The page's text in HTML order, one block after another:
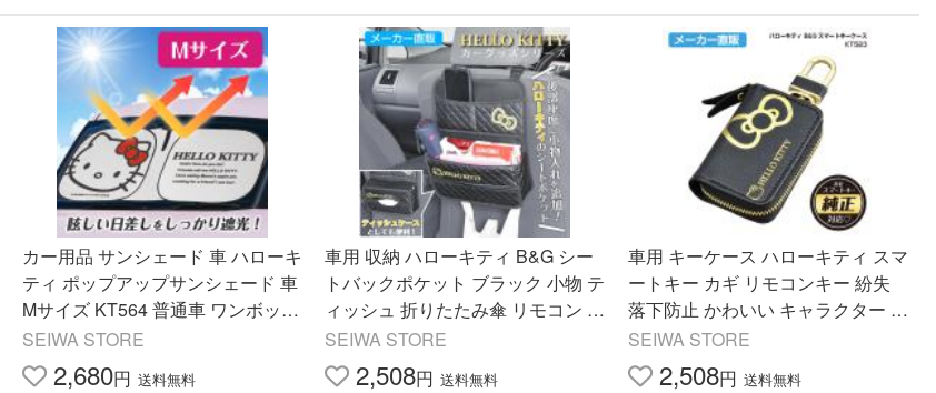
カー用品 サンシェード 車 ハローキ
ティ ポップアップサンシェード 車
Mサイズ KT564 普通車 ワンボック
ス 150cmx70cm セイワ(SEIWA)
SEIWA STORE
2,680円 送料無料
車用 収納 ハローキティ B&G シー
トバックポケット ブラック 小物 テ
ィッシュ 折りたたみ傘 リモコン フ
ック hello kitty KT544 セイワ SEIW
A カー用品
SEIWA STORE
2,508円 送料無料
車用 キーケース ハローキティ スマ
ートキー カギ リモコンキー 紛失
落下防止 かわいい キャラクター K
T523 カー用品 セイワ(SEIWA)
SEIWA STORE
2,508円 送料無料